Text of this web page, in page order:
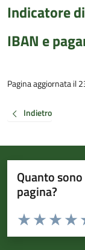
Indicatore
IBAN e
Pagina aggiornata il
Indietro
Quanto
pagina?
Valuta da 1 a 5
Valuta 3
Valuta 2
Valuta 1 stelle